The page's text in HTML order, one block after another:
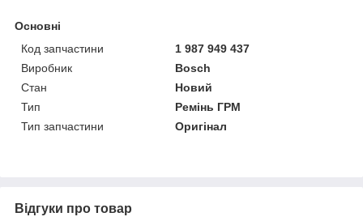
Основні
Код запчастини
1 987 949 437
Виробник
Bosch
Стан
Новий
Тип
Ремінь ГРМ
Тип запчастини
Оригінал
Відгуки про товар